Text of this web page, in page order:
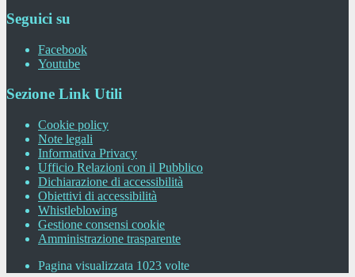
Seguici su
Facebook
Youtube
Sezione Link Utili
Cookie policy
Note legali
Informativa Privacy
Ufficio Relazioni con il Pubblico
Dichiarazione di accessibilità
Obiettivi di accessibilità
Whistleblowing
Gestione consensi cookie
Amministrazione trasparente
Pagina visualizzata 1023 volte